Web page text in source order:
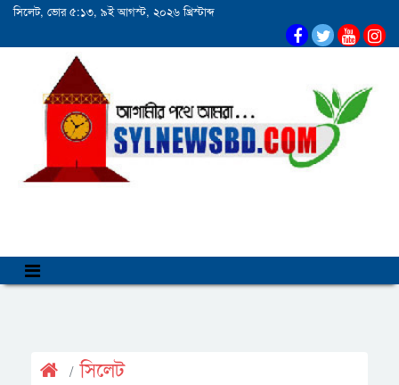
সিলেট, ভোর ৫:১৩, ৯ই আগস্ট, ২০২৬ খ্রিস্টাব্দ
সিলেট